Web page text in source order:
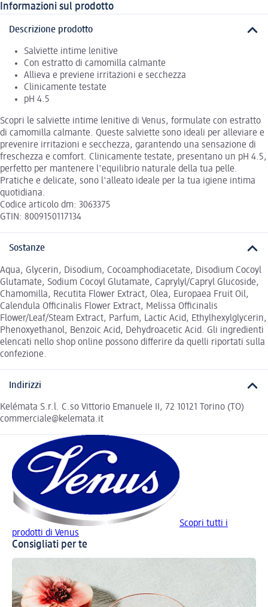
Informazioni sul prodotto
Descrizione prodotto
Salviette intime lenitive
Con estratto di camomilla calmante
Allieva e previene irritazioni e secchezza
Clinicamente testate
pH 4.5
Scopri le salviette intime lenitive di Venus, formulate con estratto
di camomilla calmante. Queste salviette sono ideali per alleviare e
prevenire irritazioni e secchezza, garantendo una sensazione di
freschezza e comfort. Clinicamente testate, presentano un pH 4.5,
perfetto per mantenere l'equilibrio naturale della tua pelle.
Pratiche e delicate, sono l'alleato ideale per la tua igiene intima
quotidiana.
Codice articolo dm: 3063375
GTIN: 8009150117134
Sostanze
Aqua, Glycerin, Disodium, Cocoamphodiacetate, Disodium Cocoyl
Glutamate, Sodium Cocoyl Glutamate, Caprylyl/Capryl Glucoside,
Chamomilla, Recutita Flower Extract, Olea, Europaea Fruit Oil,
Calendula Officinalis Flower Extract, Melissa Officinalis
Flower/Leaf/Steam Extract, Parfum, Lactic Acid, Ethylhexylglycerin,
Phenoxyethanol, Benzoic Acid, Dehydroacetic Acid. Gli ingredienti
elencati nello shop online possono differire da quelli riportati sulla
confezione.
Indirizzi
Kelémata S.r.l. C.so Vittorio Emanuele II, 72 10121 Torino (TO)
commerciale@kelemata.it
Scopri tutti i
prodotti di Venus
Consigliati per te